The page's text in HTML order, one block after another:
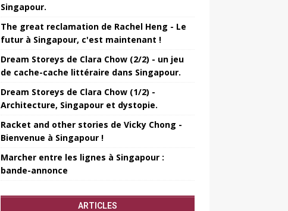
Singapour.
The great reclamation de Rachel Heng - Le
futur à Singapour, c'est maintenant !
Dream Storeys de Clara Chow (2/2) - un jeu
de cache-cache littéraire dans Singapour.
Dream Storeys de Clara Chow (1/2) -
Architecture, Singapour et dystopie.
Racket and other stories de Vicky Chong -
Bienvenue à Singapour !
Marcher entre les lignes à Singapour :
bande-annonce
ARTICLES